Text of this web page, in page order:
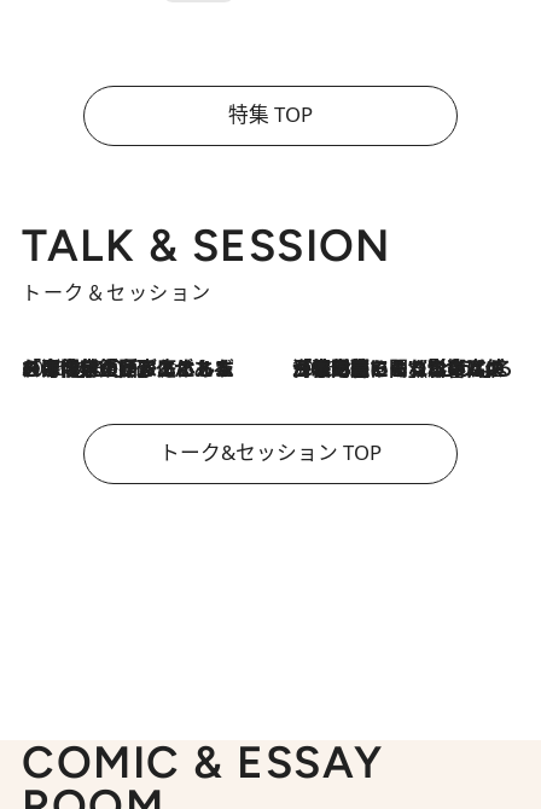
特集 TOP
TALK & SESSION
トーク＆セッション
2026.8.3
「今後値上げがあるとすれば…」「リスクがあるのは今年の冬」エネルギー専門家が語る、ホルムズ海峡封鎖が家庭にもたらす“ある心配” 2026.8.3
「住宅建てられない…」「サーチャージ料の高値が続いている」ホルムズ海峡封鎖による影響はいつまで続く？《エネルギー専門家に聞く“どうなる日本の暮らし”》
トーク&セッション TOP
COMIC & ESSAY